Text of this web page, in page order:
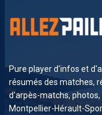
Pure player d'infos et
résumés des matches,
d'arpès-matchs,
Montpellier-Hérault-